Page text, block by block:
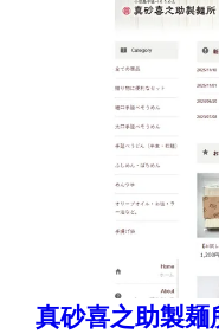
真砂喜之助製麺